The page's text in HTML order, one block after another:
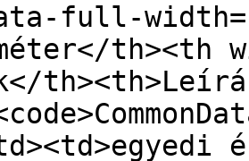
full-
th><th